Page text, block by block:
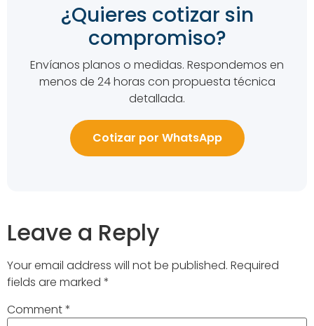
¿Quieres cotizar sin
compromiso?
Envíanos planos o medidas. Respondemos en
menos de 24 horas con propuesta técnica
detallada.
Cotizar por WhatsApp
Leave a Reply
Your email address will not be published. Required
fields are marked *
Comment*